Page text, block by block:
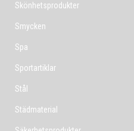
Skönhetsprodukter
Smycken
Spa
Sportartiklar
Stål
Städmaterial